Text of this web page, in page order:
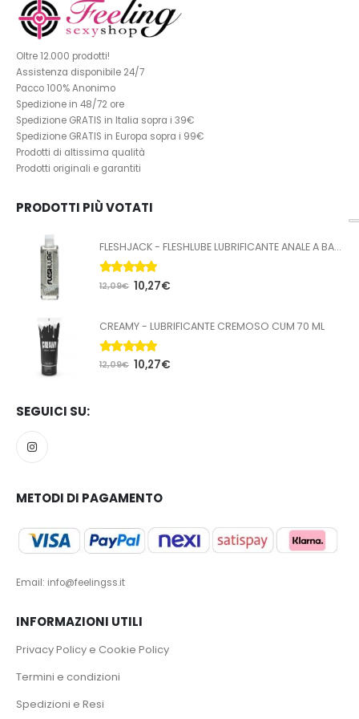
Oltre 12.000 prodotti!
Assistenza disponibile 24/7
Pacco 100% Anonimo
Spedizione in 48/72 ore
Spedizione GRATIS in Italia sopra i 39€
Spedizione GRATIS in Europa sopra i 99€
Prodotti di altissima qualità
Prodotti originali e garantiti
PRODOTTI PIÙ VOTATI
FLESHJACK - FLESHLUBE LUBRIFICANTE ANALE A BASE ACQUA 100 ML
5.00Su 5
12,09€ 10,27€
CREAMY - LUBRIFICANTE CREMOSO CUM 70 ML
5.00Su 5
12,09€ 10,27€
SEGUICI SU:
METODI DI PAGAMENTO
Email: info@feelingss.it
INFORMAZIONI UTILI
Privacy Policy e Cookie Policy
Termini e condizioni
Spedizioni e Resi